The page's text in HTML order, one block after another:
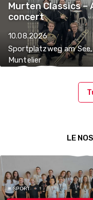
Murten Classics –
concert
10.08.2026
Sportplatzweg am
Muntelier
LE
# SPORT